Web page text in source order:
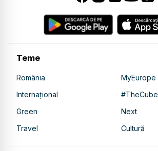
Teme
România
MyEurope
Internațional
#TheCube
Green
Next
Travel
Cultură